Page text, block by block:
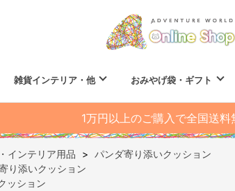
雑貨インテリア・他 おみやげ袋・ギフト
1万円以上のご購入で全国送料
インテリア用品 > パンダ寄り添いクッション
り添いクッション
ッション